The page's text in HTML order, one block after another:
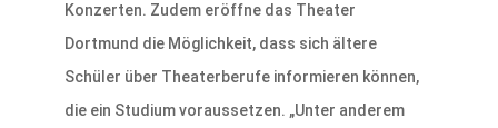
Konzerten. Zudem eröffne das Theater
Dortmund die Möglichkeit, dass sich ältere
Schüler über Theaterberufe informieren können,
die ein Studium voraussetzen. „Unter anderem